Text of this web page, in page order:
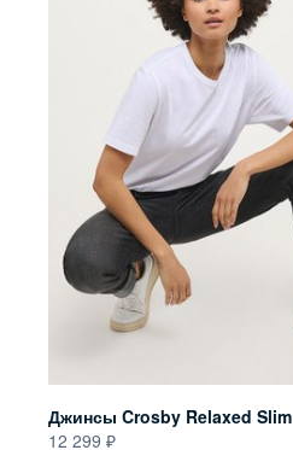
Джинсы Crosby Relaxed Slim
12 299